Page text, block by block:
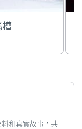
槽
料和真實故事，共